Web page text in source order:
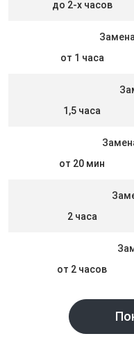
до 2-х часов
от 1 часа
1,5 часа
от 20 мин
2 часа
от 2 часов